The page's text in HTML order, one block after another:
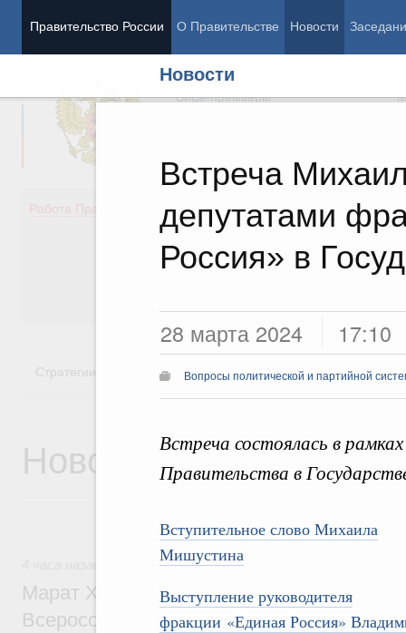
Правительство России О Правительстве Новости
Новости
Встреча
депутатами
Россия» в
28 марта 2024 17:10
Вопросы политической и партийной
Встреча состоялась в
Правительства в
Вступительное слово Михаила
Мишустина
Выступление руководителя
фракции «Единая Россия»
Председатель Правительства
Вице-премьеры
Работа Правительства
Демография
Здоровье
Культура
Стратегии Государственные программы
Новости
Экономика городов. Городская среда
Марат Хуснуллин провёл заседание
Всероссийского конкурса лучших